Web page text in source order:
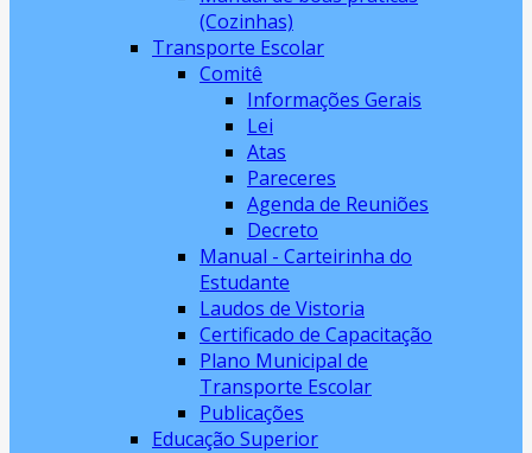
(Cozinhas)
Transporte Escolar
Comitê
Informações Gerais
Lei
Atas
Pareceres
Agenda de Reuniões
Decreto
Manual - Carteirinha do
Estudante
Laudos de Vistoria
Certificado de Capacitação
Plano Municipal de
Transporte Escolar
Publicações
Educação Superior